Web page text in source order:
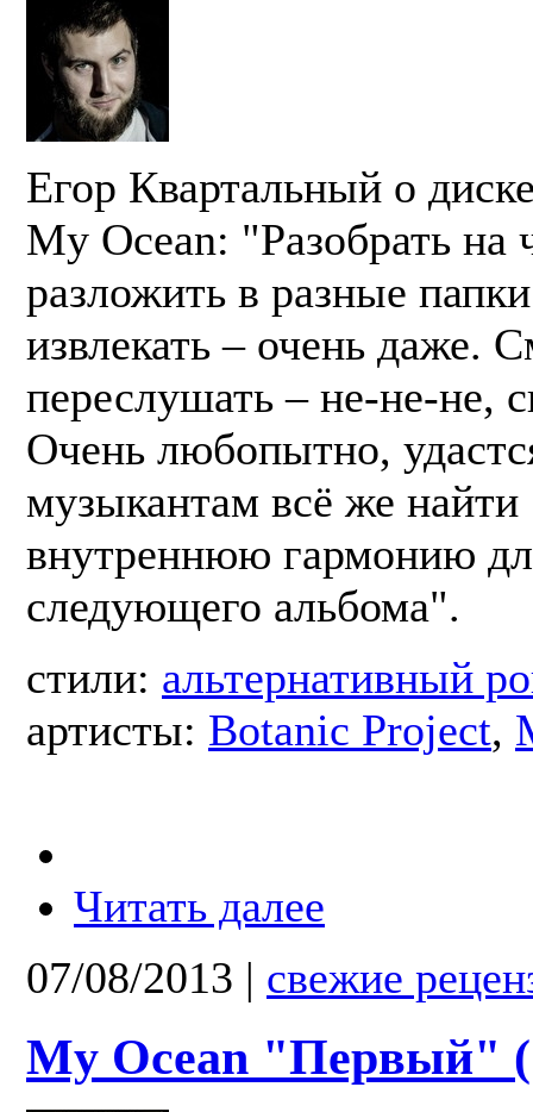
Егор Квартальный о
My Ocean: "Разобрать на
разложить в разные
извлекать – очень даже.
переслушать – не-не-не,
Очень любопытно,
музыкантам всё же найти
внутреннюю гармонию
следующего альбома".
стили: альтернативный
артисты: Botanic Project,
Читать далее
07/08/2013 | свежие
My Oсean "Первый"